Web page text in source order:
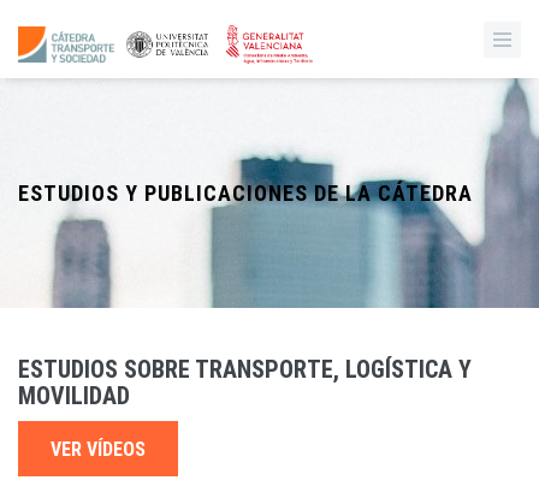
ESTUDIOS Y PUBLICACIONES DE LA CÁTEDRA
ESTUDIOS SOBRE TRANSPORTE, LOGÍSTICA Y
MOVILIDAD
VER VÍDEOS